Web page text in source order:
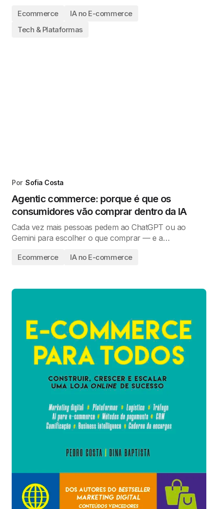
Ecommerce
IA no E-commerce
Tech & Plataformas
Por Sofia Costa
Agentic commerce: porque é que os
consumidores vão comprar dentro da IA
Cada vez mais pessoas pedem ao ChatGPT ou ao
Gemini para escolher o que comprar — e a…
Ecommerce IA no E-commerce